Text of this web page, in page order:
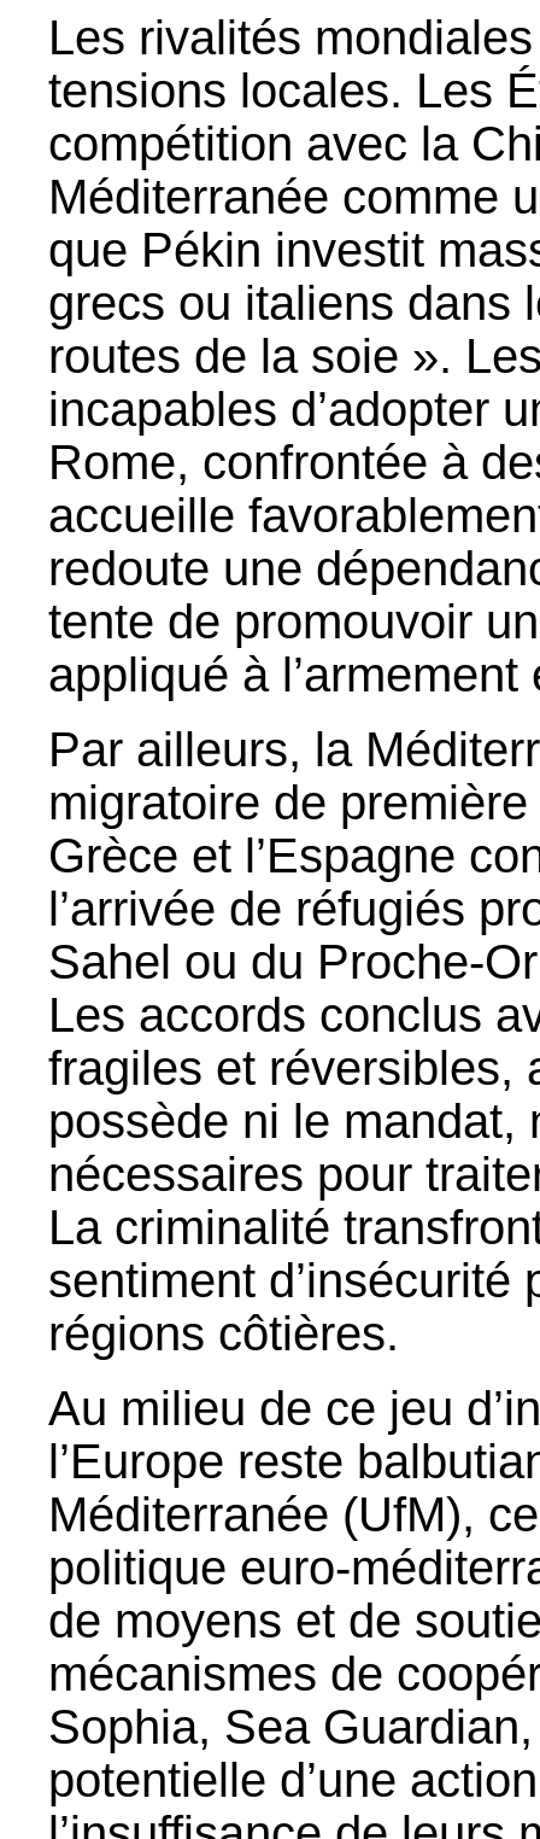
Les rivalités
tensions locales. Les
compétition avec la
Méditerranée comme
que Pékin investit
grecs ou italiens dans
routes de la soie ».
incapables d’adopter
Rome, confrontée à
accueille
redoute une
tente de promouvoir
appliqué à l’armement
Par ailleurs, la
migratoire de
Grèce et l’Espagne
l’arrivée de réfugiés
Sahel ou du Proche-
Les accords conclus
fragiles et réversibles,
possède ni le mandat,
nécessaires pour
La criminalité
sentiment
régions côtières.
Au milieu de ce jeu
l’Europe reste
Méditerranée (UfM),
politique euro-
de moyens et de
mécanismes de
Sophia, Sea
potentielle d’une